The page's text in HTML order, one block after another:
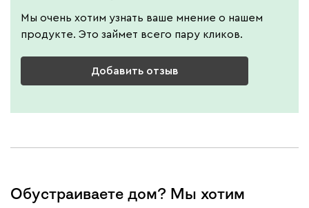
Мы очень хотим узнать ваше мнение о нашем
продукте. Это займет всего пару кликов.
Добавить отзыв
Обустраиваете дом? Мы хотим